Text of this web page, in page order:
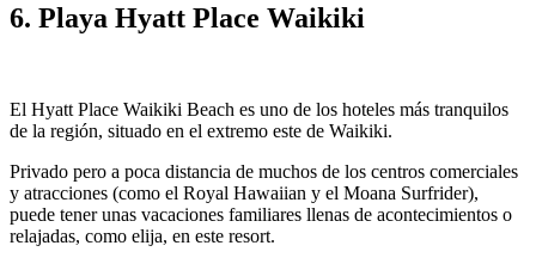
6. Playa Hyatt Place Waikiki
El Hyatt Place Waikiki Beach es uno de los hoteles más tranquilos
de la región, situado en el extremo este de Waikiki.
Privado pero a poca distancia de muchos de los centros comerciales
y atracciones (como el Royal Hawaiian y el Moana Surfrider),
puede tener unas vacaciones familiares llenas de acontecimientos o
relajadas, como elija, en este resort.